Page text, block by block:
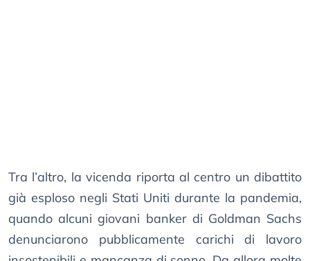
Tra l’altro, la vicenda riporta al centro un dibattito
già esploso negli Stati Uniti durante la pandemia,
quando alcuni giovani banker di Goldman Sachs
denunciarono pubblicamente carichi di lavoro